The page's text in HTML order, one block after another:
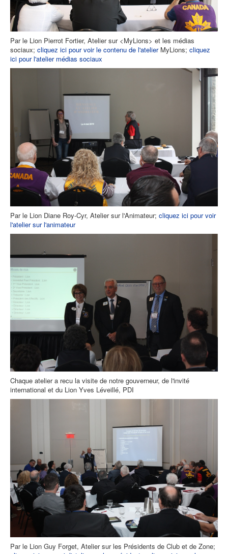
Par le Lion Pierrot Fortier, Atelier sur <MyLions> et les médias
sociaux; cliquez ici pour voir le contenu de l'atelierMyLions; cliquez
ici pour l'atelier médias sociaux
Par le Lion Diane Roy-Cyr, Atelier sur l'Animateur; cliquez ici pour voir
l'atelier sur l'animateur
Chaque atelier a recu la visite de notre gouverneur, de l'invité
international et du Lion Yves Léveillé, PDI
Par le Lion Guy Forget, Atelier sur les Présidents de Club et de Zone;